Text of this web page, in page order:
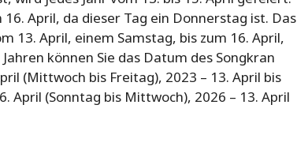
April, da dieser Tag ein Donnerstag ist. Das
13. April, einem Samstag, bis zum 16. April,
können Sie das Datum des Songkran
(Mittwoch bis Freitag), 2023 – 13. April bis
April (Sonntag bis Mittwoch), 2026 – 13. April